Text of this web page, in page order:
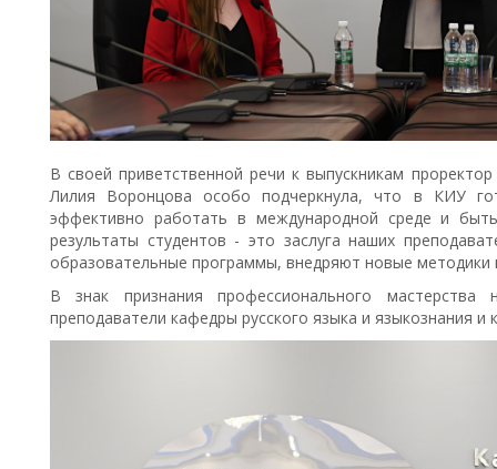
В своей приветственной речи к выпускникам
Лилия Воронцова особо подчеркнула, что в КИУ
эффективно работать в международной среде и
результаты студентов - это заслуга наших
образовательные программы, внедряют новые методики
В знак признания профессионального
преподаватели кафедры русского языка и языкознания